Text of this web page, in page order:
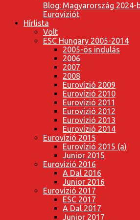
Blog: Magyarország 2024-
Eurovíziót
Hírlista
Volt
ESC Hungary 2005-2014
2005-ös indulás
2006
2007
2008
Eurovízió 2009
Eurovízió 2010
Eurovízió 2011
Eurovízió 2012
Eurovízió 2013
Eurovízió 2014
Eurovízió 2015
Eurovízió 2015 (a)
Junior 2015
Eurovízió 2016
A Dal 2016
Junior 2016
Eurovízió 2017
ESC 2017
A Dal 2017
Junior 2017